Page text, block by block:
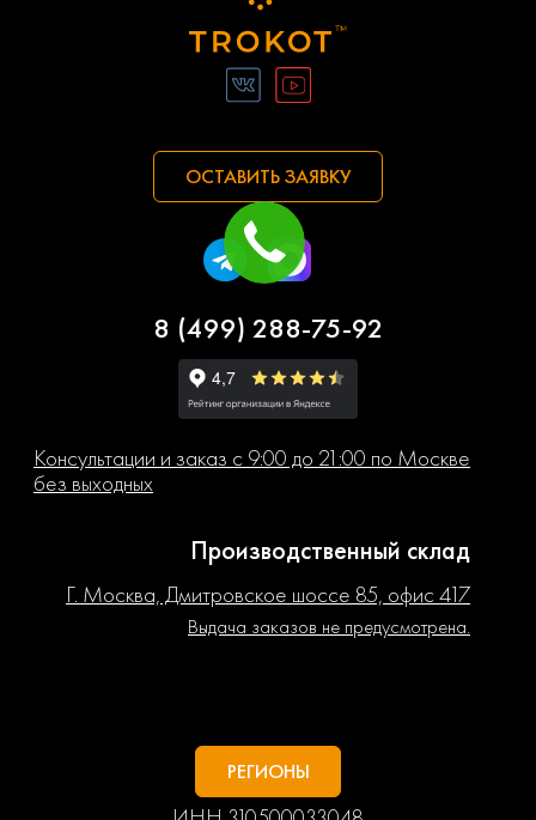
ОСТАВИТЬ ЗАЯВКУ
8 (499) 288-75-92
Консультации и заказ с 9:00 до 21:00 по Москве
без выходных
Производственный склад
Г. Москва, Дмитровское шоссе 85, офис 417
Выдача заказов не предусмотрена.
РЕГИОНЫ